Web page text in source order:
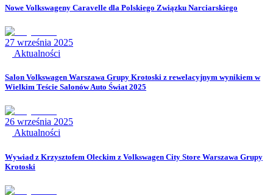
Nowe Volkswageny Caravelle dla Polskiego Związku Narciarskiego
27 września 2025
Aktualności
Salon Volkswagen Warszawa Grupy Krotoski z rewelacyjnym wynikiem w
Wielkim Teście Salonów Auto Świat 2025
26 września 2025
Aktualności
Wywiad z Krzysztofem Oleckim z Volkswagen City Store Warszawa Grupy
Krotoski